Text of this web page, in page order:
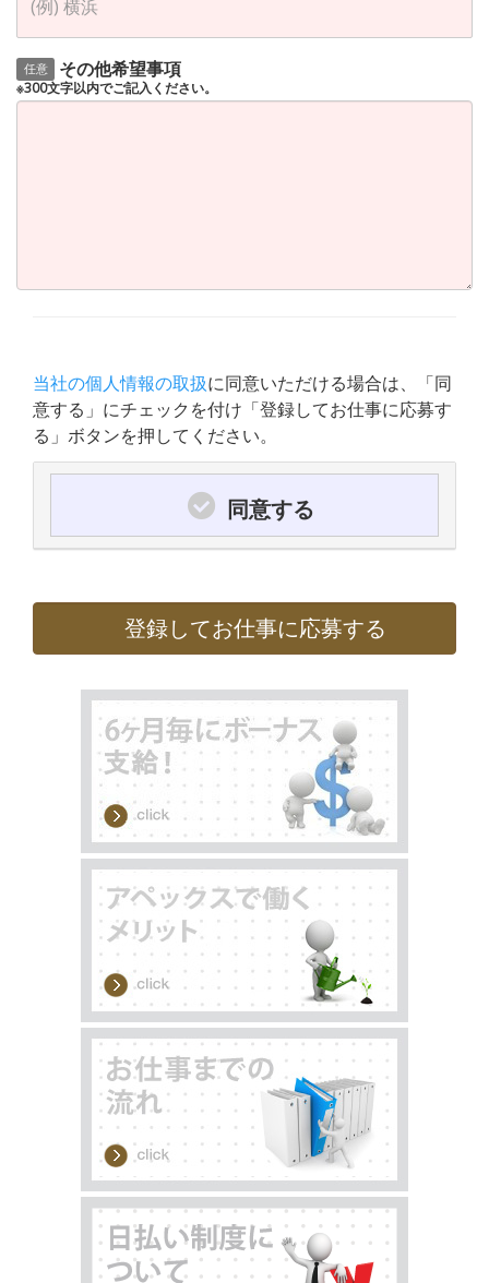
任意 その他希望事項
※300文字以内でご記入ください。
当社の個人情報の取扱に同意いただける場合は、「同
意する」にチェックを付け「登録してお仕事に応募す
る」ボタンを押してください。
同意する